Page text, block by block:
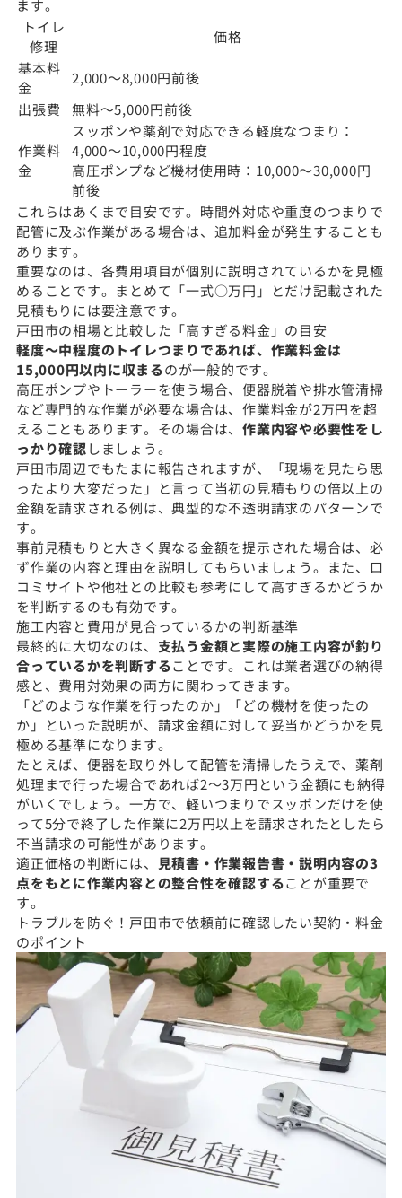
ます。
トイレ
修理
価格
基本料
金
2,000〜8,000円前後
出張費
無料〜5,000円前後
作業料
金
スッポンや薬剤で対応できる軽度なつまり：
4,000〜10,000円程度
高圧ポンプなど機材使用時：10,000〜30,000円
前後
これらはあくまで目安です。時間外対応や重度のつまりで
配管に及ぶ作業がある場合は、追加料金が発生することも
あります。
重要なのは、各費用項目が個別に説明されているかを見極
めることです。まとめて「一式○万円」とだけ記載された
見積もりには要注意です。
戸田市の相場と比較した「高すぎる料金」の目安
軽度〜中程度のトイレつまりであれば、作業料金は
15,000円以内に収まるのが一般的です。
高圧ポンプやトーラーを使う場合、便器脱着や排水管清掃
など専門的な作業が必要な場合は、作業料金が2万円を超
えることもあります。その場合は、 作業内容や必要性をし
っかり確認しましょう。
戸田市周辺でもたまに報告されますが、「現場を見たら思
ったより大変だった」と言って当初の見積もりの倍以上の
金額を請求される例は、典型的な不透明請求のパターンで
す。
事前見積もりと大きく異なる金額を提示された場合は、必
ず作業の内容と理由を説明してもらいましょう。また、口
コミサイトや他社との比較も参考にして高すぎるかどうか
を判断するのも有効です。
施工内容と費用が見合っているかの判断基準
最終的に大切なのは、 支払う金額と実際の施工内容が釣り
合っているかを判断することです。これは業者選びの納得
感と、費用対効果の両方に関わってきます。
「どのような作業を行ったのか」「どの機材を使ったの
か」といった説明が、請求金額に対して妥当かどうかを見
極める基準になります。
たとえば、便器を取り外して配管を清掃したうえで、薬剤
処理まで行った場合であれば2〜3万円という金額にも納得
がいくでしょう。一方で、軽いつまりでスッポンだけを使
って5分で終了した作業に2万円以上を請求されたとしたら
不当請求の可能性があります。
適正価格の判断には、 見積書・作業報告書・説明内容の3
点をもとに作業内容との整合性を確認することが重要で
す。
トラブルを防ぐ！戸田市で依頼前に確認したい契約・料金
のポイント